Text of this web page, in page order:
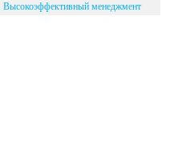
Высокоэффективный менеджмент